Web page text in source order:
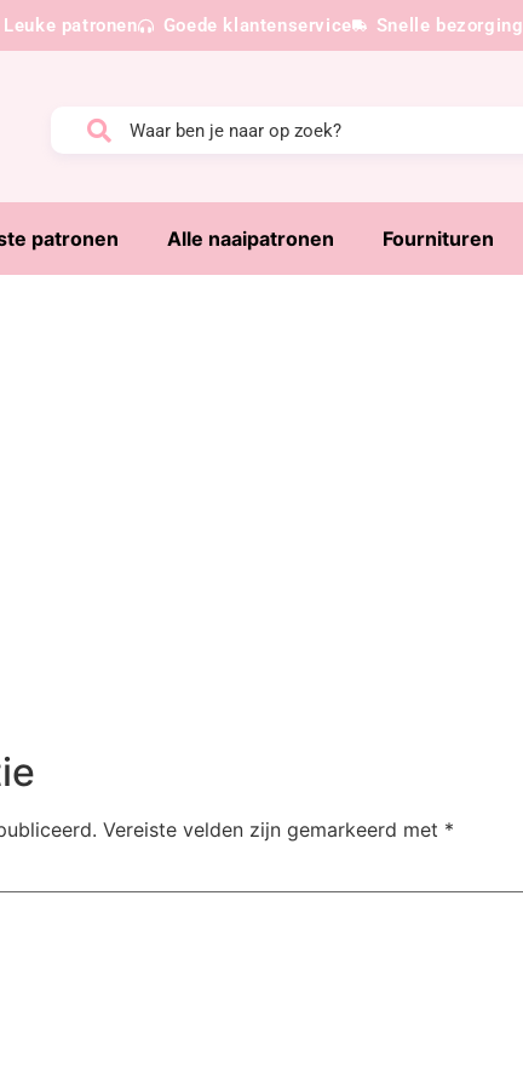
Leuke patronen Goede klantenservice Snelle bezorging
patronen Alle naaipatronen Fournituren
Vereiste velden zijn gemarkeerd met *